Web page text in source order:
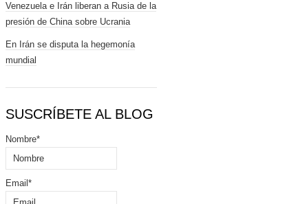
Venezuela e Irán liberan a Rusia de la
presión de China sobre Ucrania
En Irán se disputa la hegemonía
mundial
SUSCRÍBETE AL BLOG
Nombre*
Email*